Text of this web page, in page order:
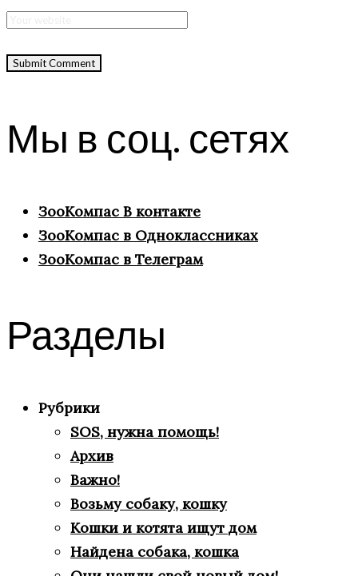
Мы в соц. сетях
ЗооКомпас В контакте
ЗооКомпас в Одноклассниках
ЗооКомпас в Телеграм
Разделы
Рубрики
SOS, нужна помощь!
Архив
Важно!
Возьму собаку, кошку
Кошки и котята ищут дом
Найдена собака, кошка